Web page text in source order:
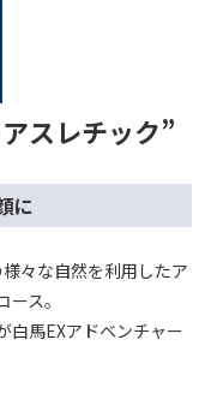
スレチック”
に
々な自然を利用したア
ス。
白馬EXアドベンチャー